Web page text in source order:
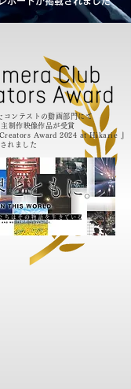
コンテストの動画部門にて
制作映像作品が受賞
Award 2024 at Hikarie 』
れました​